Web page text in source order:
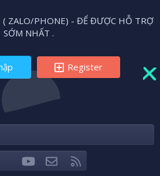
ZALO/PHONE) - ĐỂ ĐƯỢC HỖ TRỢ
SỚM NHẤT .
Register
TwitteryoutubeLiên hệ